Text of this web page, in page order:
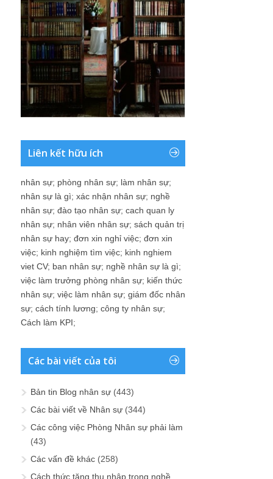
Liên kết hữu ích
nhân sự; phòng nhân sự; làm nhân sự;
nhân sự là gì; xác nhận nhân sự; nghề
nhân sự; đào tạo nhân sự; cach quan ly
nhân sự; nhân viên nhân sự; sách quản trị
nhân sự hay; đơn xin nghỉ việc; đơn xin
việc; kinh nghiệm tìm việc; kinh nghiem
viet CV; ban nhân sự; nghề nhân sự là gì;
việc làm trưởng phòng nhân sự; kiến thức
nhân sự; việc làm nhân sự; giám đốc nhân
sự; cách tính lương; công ty nhân sự;
Cách làm KPI;
Các bài viết của tôi
Bản tin Blog nhân sự (443)
Các bài viết về Nhân sự (344)
Các công việc Phòng Nhân sự phải làm
(43)
Các vấn đề khác (258)
Cách thức tăng thu nhập trong nghề